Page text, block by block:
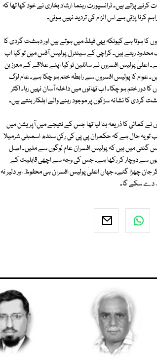
پڑتے ہیں۔ ٹرانسپورٹ رہنما ارشاد بخاری نے خود کہا تھا کہ
کرنا پڑتی ہے اس الزام کی تردید نہیں ہوئی۔
ہوتا ہے کیونکہ یہی فیلڈ میں ہوتے ہیں اور دہشت گردی کا
محدود رہتے ہیں۔ کراچی کے سینٹرل پولیس آفس میں تو کیا اب
اعلیٰ پولیس افسروں نے سائلین تو کیا اپنے علاقے کے معززین
عوام کا پولیس افسروں سے رابطہ ختم ہو چکا ہے۔ عام لوگ
ختم ہو چکا۔ اب تھانوں میں داخلہ آسان نہیں رہا۔ اکثر
کا نشانہ سڑکوں پر موجود رہنے والے اہلکار بنتے ہیں۔
کمائی کا ذریعہ بنا لیا تھا جس کے نتیجے میں آپریشن میں
تو یہ حال ہے کہ حکمران پی پی کی رکن سندھ اسمبلی شرمیلا
گنتی میں ہیں کہ پولیس افسران عام لوگوں سے ملیں۔ اصل
سے دوچار کر رکھا ہے۔ جس کی وجہ سے اچھی قابلیت کے
جان چھڑا گئے۔ جہاں اعلیٰ پولیس افسران ہی محفوظ اور دلیر نہ
دے سکے گا۔